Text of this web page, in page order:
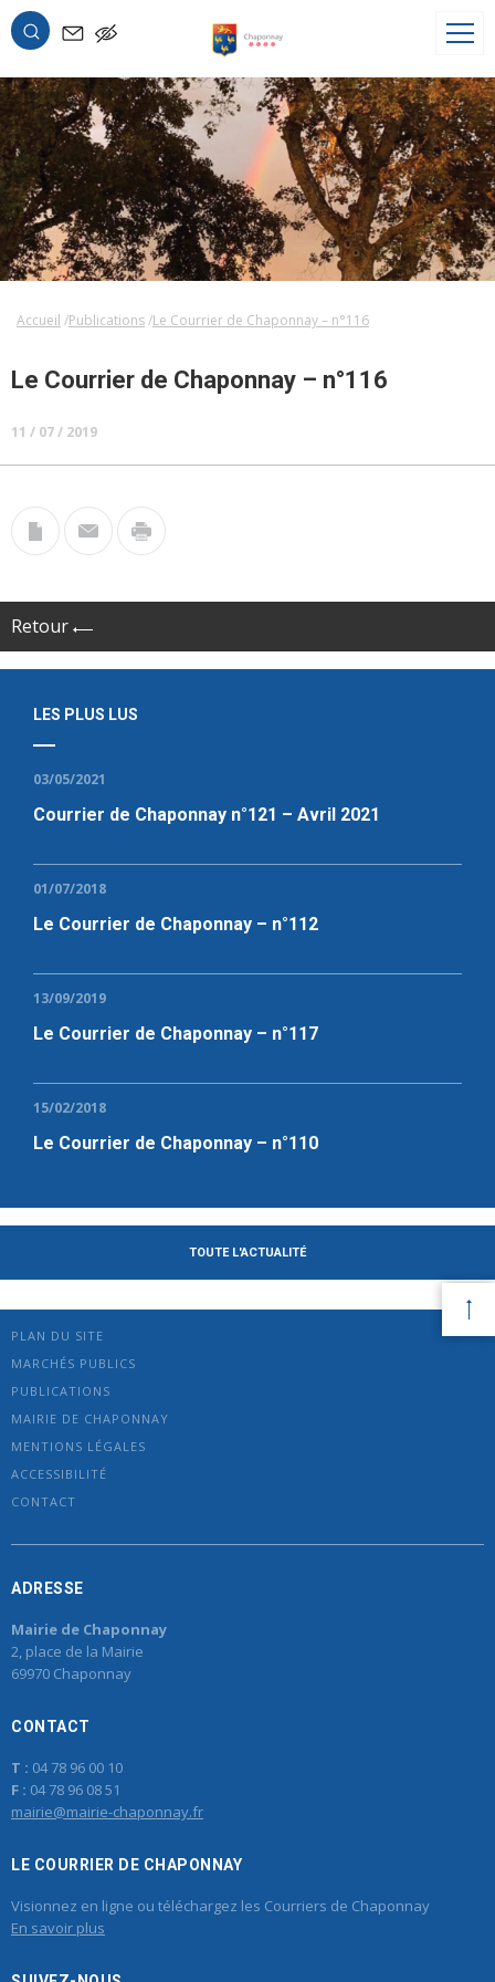
OK
Accueil Publications Le Courrier de Chaponnay – n°116
Le Courrier de Chaponnay – n°116
11 / 07 / 2019
Retour
LES PLUS LUS
03/05/2021
Courrier de Chaponnay n°121 – Avril 2021
01/07/2018
Le Courrier de Chaponnay – n°112
13/09/2019
Le Courrier de Chaponnay – n°117
15/02/2018
Le Courrier de Chaponnay – n°110
TOUTE L'ACTUALITÉ
PLAN DU SITE
MARCHÉS PUBLICS
PUBLICATIONS
MAIRIE DE CHAPONNAY
MENTIONS LÉGALES
ACCESSIBILITÉ
CONTACT
ADRESSE
Mairie de Chaponnay
2, place de la Mairie
69970 Chaponnay
CONTACT
T : 04 78 96 00 10
F : 04 78 96 08 51
mairie@mairie-chaponnay.fr
LE COURRIER DE CHAPONNAY
Visionnez en ligne ou téléchargez les Courriers de Chaponnay
En savoir plus